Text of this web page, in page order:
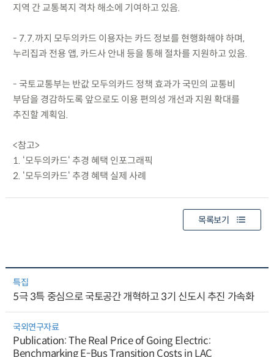
지역 간 교통복지 격차 해소에 기여하고 있음.
- 7.7.까지 모두의카드 이용자는 카드 정보를 현행화해야 하며,
누리집과 전용 앱, 카드사 안내 등을 통해 절차를 지원하고 있음.
- 국토교통부는 반값 모두의카드 정책 효과가 국민의 교통비
부담을 경감하도록 앞으로도 이용 편의성 개선과 지원 확대를
추진할 계획임.
<참고>
1. ‘모두의카드‘ 추경 혜택 인포그래픽
2. ‘모두의카드‘ 추경 혜택 실제 사례
목록보기
특집
5극 3특 중심으로 국토공간 개혁하고 3기 신도시 추진 가속화
국외연구자료
Publication: The Real Price of Going Electric:
Benchmarking E-Bus Transition Costs in LAC